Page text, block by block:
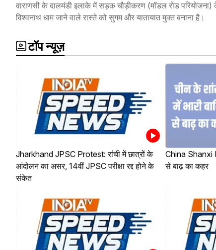
वाराणसी के दालमंडी इलाके में सड़क चौड़ीकरण (मॉडल रोड
विश्वनाथ धाम जाने वाले रास्ते को सुगम और यातायात मुक्त बनाना है।
टॉप न्यूज़
Jharkhand JPSC Protest: रांची में छात्रों के
आंदोलन का असर, 14वीं JPSC परीक्षा रद्द होने के
संकेत
China Shanxi
से बाढ़ का कहर